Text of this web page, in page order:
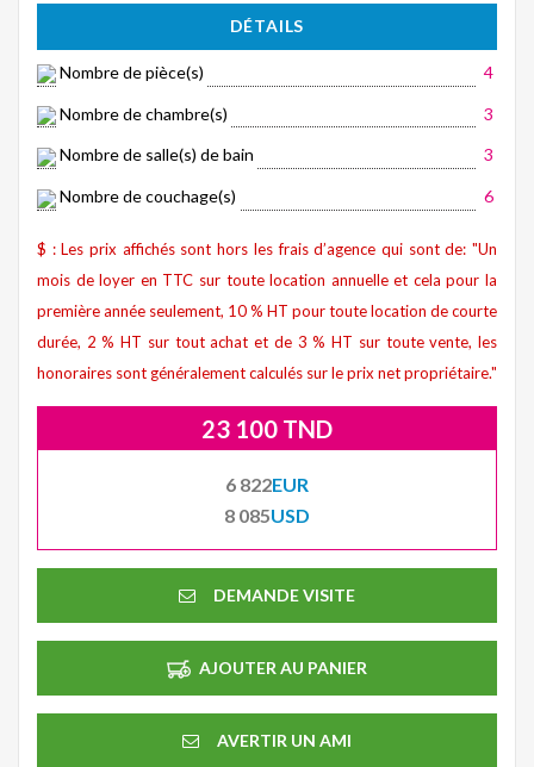
DÉTAILS
Nombre de pièce(s) 4
Nombre de chambre(s) 3
Nombre de salle(s) de bain 3
Nombre de couchage(s) 6
$ : Les prix affichés sont hors les frais d’agence qui sont de: "Un
mois de loyer en TTC sur toute location annuelle et cela pour la
première année seulement, 10 % HT pour toute location de courte
durée, 2 % HT sur tout achat et de 3 % HT sur toute vente, les
honoraires sont généralement calculés sur le prix net propriétaire."
23 100 TND
6 822EUR
8 085USD
DEMANDE VISITE
AJOUTER AU PANIER
AVERTIR UN AMI